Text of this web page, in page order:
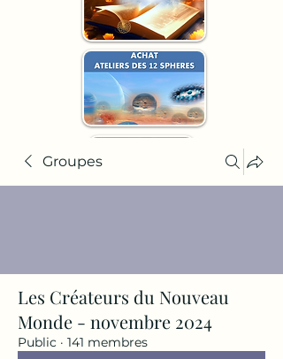
Groupes
Les Créateurs du Nouveau
Monde - novembre 2024
Public · 141 membres